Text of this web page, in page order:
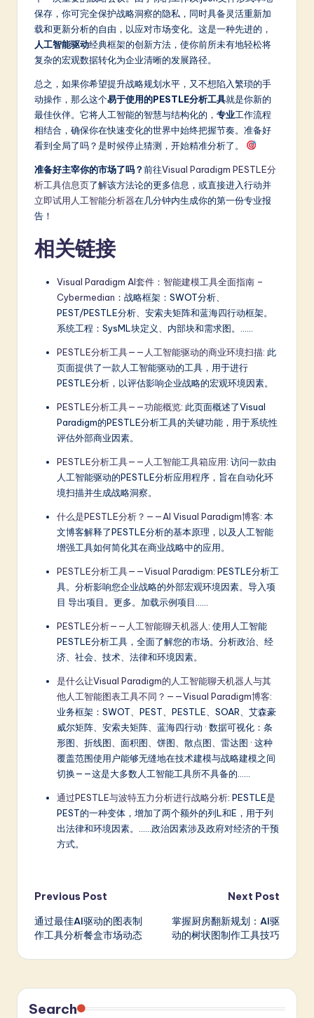
保存，你可完全保护战略洞察的隐私，同时具备灵活重新加
载和更新分析的自由，以应对市场变化。这是一种先进的，
人工智能驱动经典框架的创新方法，使你前所未有地轻松将
复杂的宏观数据转化为企业清晰的发展路径。
总之，如果你希望提升战略规划水平，又不想陷入繁琐的手
动操作，那么这个易于使用的PESTLE分析工具就是你新的
最佳伙伴。它将人工智能的智慧与结构化的， 专业工作流程
相结合，确保你在快速变化的世界中始终把握节奏。准备好
看到全局了吗？是时候停止猜测，开始精准分析了。
准备好主宰你的市场了吗？前往Visual Paradigm PESTLE分
析工具信息页了解该方法论的更多信息，或直接进入行动并
立即试用人工智能分析器在几分钟内生成你的第一份专业报
告！
相关链接
Visual Paradigm AI套件：智能建模工具全面指南 –
Cybermedian ：战略框架：SWOT分析、
PEST/PESTLE分析、安索夫矩阵和蓝海四行动框架。
系统工程：SysML块定义、内部块和需求图。……
PESTLE分析工具——人工智能驱动的商业环境扫描: 此
页面提供了一款人工智能驱动的工具，用于进行
PESTLE分析，以评估影响企业战略的宏观环境因素。
PESTLE分析工具——功能概览: 此页面概述了Visual
Paradigm的PESTLE分析工具的关键功能，用于系统性
评估外部商业因素。
PESTLE分析工具——人工智能工具箱应用: 访问一款由
人工智能驱动的PESTLE分析应用程序，旨在自动化环
境扫描并生成战略洞察。
什么是PESTLE分析？——AI Visual Paradigm博客: 本
文博客解释了PESTLE分析的基本原理，以及人工智能
增强工具如何简化其在商业战略中的应用。
PESTLE分析工具——Visual Paradigm: PESTLE分析工
具。分析影响您企业战略的外部宏观环境因素。导入项
目 导出项目。更多。加载示例项目……
PESTLE分析——人工智能聊天机器人 : 使用人工智能
PESTLE分析工具，全面了解您的市场。分析政治、经
济、社会、技术、法律和环境因素。
是什么让Visual Paradigm的人工智能聊天机器人与其
他人工智能图表工具不同？——Visual Paradigm博客:
业务框架：SWOT、PEST、PESTLE、SOAR、艾森豪
威尔矩阵、安索夫矩阵、蓝海四行动 · 数据可视化：条
形图、折线图、面积图、饼图、散点图、雷达图 · 这种
覆盖范围使用户能够无缝地在技术建模与战略建模之间
切换——这是大多数人工智能工具所不具备的……
通过PESTLE与波特五力分析进行战略分析: PESTLE是
PEST的一种变体，增加了两个额外的列L和E，用于列
出法律和环境因素。……政治因素涉及政府对经济的干预
方式。
Post
navigation
Previous Post
通过最佳AI驱动的图表制
作工具分析餐盒市场动态
Next Post
掌握厨房翻新规划：AI驱
动的树状图制作工具技巧
Search